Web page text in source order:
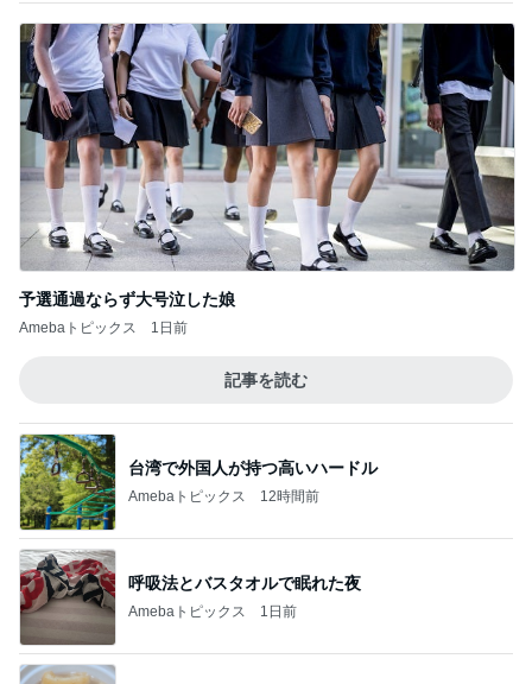
予選通過ならず大号泣した娘
Amebaトピックス 1日前
記事を読む
台湾で外国人が持つ高いハードル
Amebaトピックス 12時間前
呼吸法とバスタオルで眠れた夜
Amebaトピックス 1日前